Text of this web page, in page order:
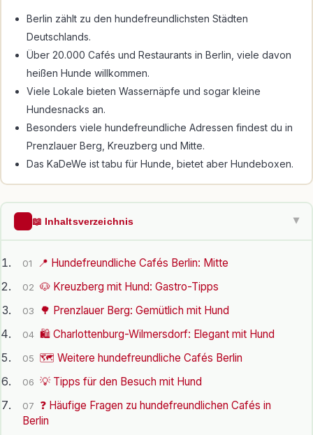
Berlin zählt zu den hundefreundlichsten Städten
Deutschlands.
Über 20.000 Cafés und Restaurants in Berlin, viele davon
heißen Hunde willkommen.
Viele Lokale bieten Wassernäpfe und sogar kleine
Hundesnacks an.
Besonders viele hundefreundliche Adressen findest du in
Prenzlauer Berg, Kreuzberg und Mitte.
Das KaDeWe ist tabu für Hunde, bietet aber Hundeboxen.
📖 Inhaltsverzeichnis ▶
01 📍 Hundefreundliche Cafés Berlin: Mitte
02 🐶 Kreuzberg mit Hund: Gastro-Tipps
03 🌳 Prenzlauer Berg: Gemütlich mit Hund
04 🛍️ Charlottenburg-Wilmersdorf: Elegant mit Hund
05 🗺️ Weitere hundefreundliche Cafés Berlin
06 💡 Tipps für den Besuch mit Hund
07
❓ Häufige Fragen zu hundefreundlichen Cafés in
Berlin